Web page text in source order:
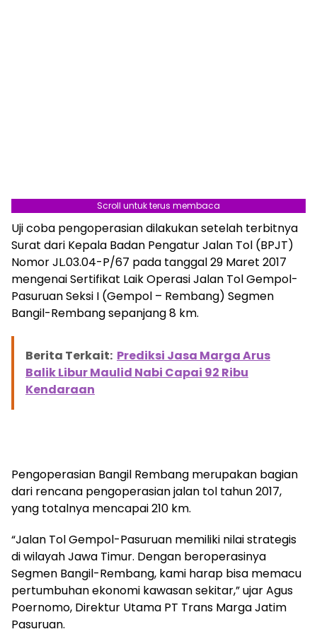
Scroll untuk terus membaca
Uji coba pengoperasian dilakukan setelah terbitnya
Surat dari Kepala Badan Pengatur Jalan Tol (BPJT)
Nomor JL.03.04-P/67 pada tanggal 29 Maret 2017
mengenai Sertifikat Laik Operasi Jalan Tol Gempol-
Pasuruan Seksi I (Gempol – Rembang) Segmen
Bangil-Rembang sepanjang 8 km.
Berita Terkait: Prediksi Jasa Marga Arus
Balik Libur Maulid Nabi Capai 92 Ribu
Kendaraan
Pengoperasian Bangil Rembang merupakan bagian
dari rencana pengoperasian jalan tol tahun 2017,
yang totalnya mencapai 210 km.
“Jalan Tol Gempol-Pasuruan memiliki nilai strategis
di wilayah Jawa Timur. Dengan beroperasinya
Segmen Bangil-Rembang, kami harap bisa memacu
pertumbuhan ekonomi kawasan sekitar,” ujar Agus
Poernomo, Direktur Utama PT Trans Marga Jatim
Pasuruan.